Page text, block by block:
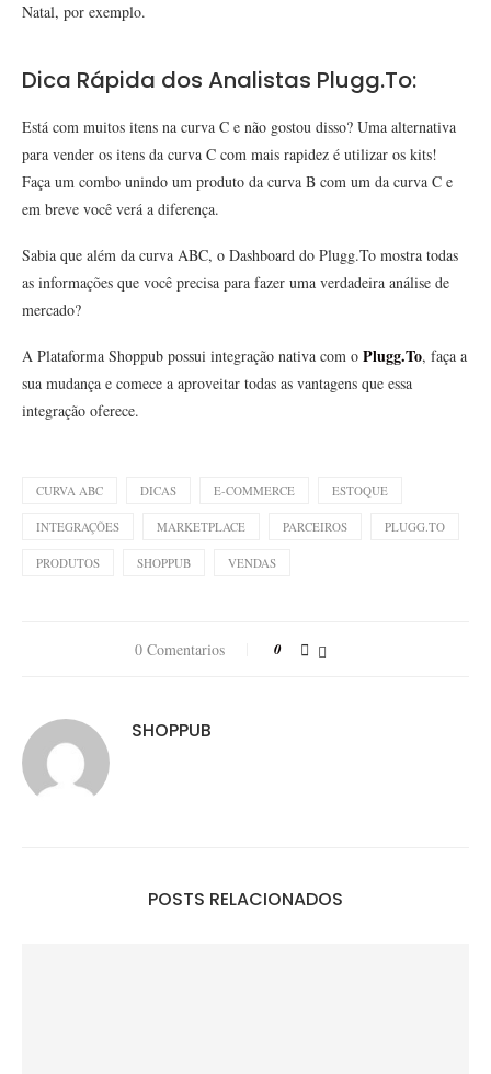
Natal, por exemplo.
Dica Rápida dos Analistas Plugg.To:
Está com muitos itens na curva C e não gostou disso? Uma alternativa
para vender os itens da curva C com mais rapidez é utilizar os kits!
Faça um combo unindo um produto da curva B com um da curva C e
em breve você verá a diferença.
Sabia que além da curva ABC, o Dashboard do Plugg.To mostra todas
as informações que você precisa para fazer uma verdadeira análise de
mercado?
A Plataforma Shoppub possui integração nativa com o Plugg.To, faça a
sua mudança e comece a aproveitar todas as vantagens que essa
integração oferece.
CURVA ABC DICAS E-COMMERCE ESTOQUE
INTEGRAÇÕES MARKETPLACE PARCEIROS PLUGG.TO
PRODUTOS SHOPPUB VENDAS
0 Comentarios 0
SHOPPUB
POSTS RELACIONADOS